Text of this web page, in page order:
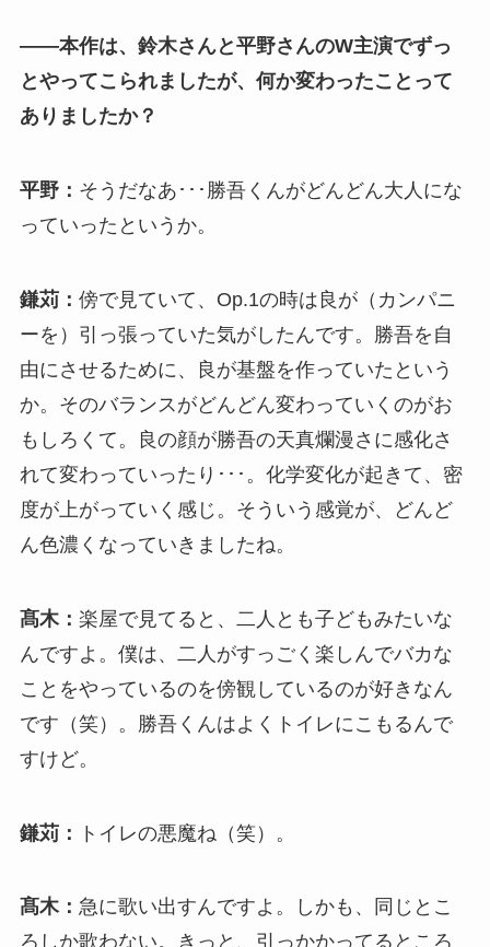
――本作は、鈴木さんと平野さんのW主演でずっ
とやってこられましたが、何か変わったことって
ありましたか？
平野： そうだなあ･･･勝吾くんがどんどん大人にな
っていったというか。
鎌苅： 傍で見ていて、Op.1の時は良が（カンパニ
ーを）引っ張っていた気がしたんです。勝吾を自
由にさせるために、良が基盤を作っていたという
か。そのバランスがどんどん変わっていくのがお
もしろくて。良の顔が勝吾の天真爛漫さに感化さ
れて変わっていったり･･･。化学変化が起きて、密
度が上がっていく感じ。そういう感覚が、どんど
ん色濃くなっていきましたね。
髙木： 楽屋で見てると、二人とも子どもみたいな
んですよ。僕は、二人がすっごく楽しんでバカな
ことをやっているのを傍観しているのが好きなん
です（笑）。勝吾くんはよくトイレにこもるんで
すけど。
鎌苅： トイレの悪魔ね（笑）。
髙木： 急に歌い出すんですよ。しかも、同じとこ
ろしか歌わない。きっと、引っかかってるところ